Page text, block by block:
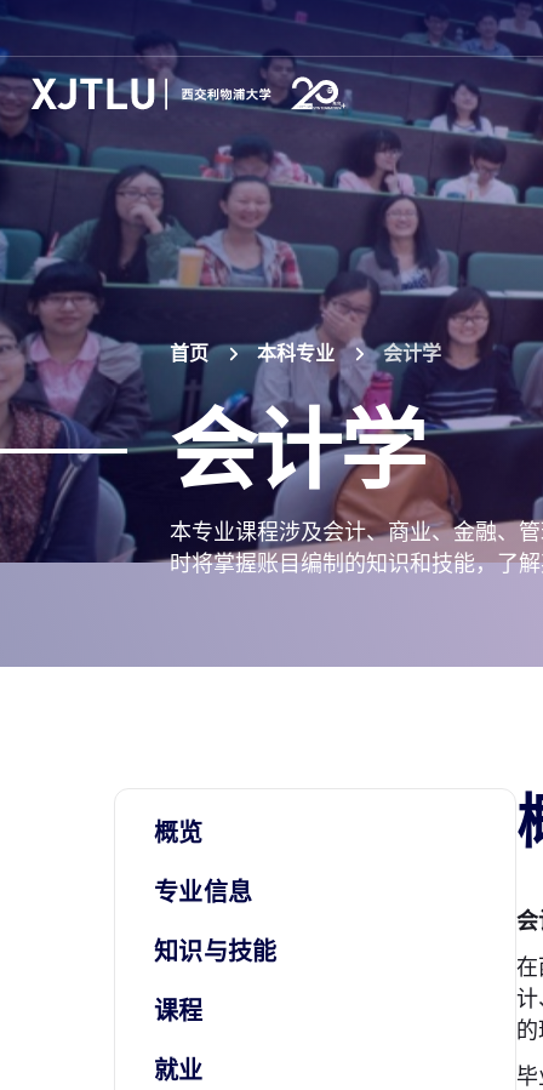
首页 本科专业 会计学
会计学
本专业课程涉及会计、商业、金融、
时将掌握账目编制的知识和技能，了
概览
专业信息
知识与技能
课程
就业
会
在
计